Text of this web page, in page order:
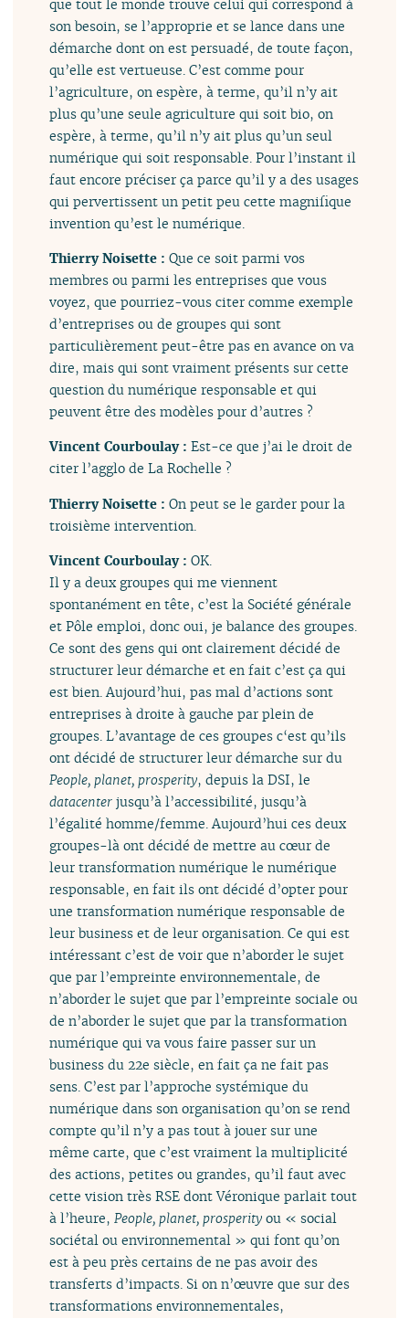
que tout le monde trouve celui qui correspond à
son besoin, se l’approprie et se lance dans une
démarche dont on est persuadé, de toute façon,
qu’elle est vertueuse. C’est comme pour
l’agriculture, on espère, à terme, qu’il n’y ait
plus qu’une seule agriculture qui soit bio, on
espère, à terme, qu’il n’y ait plus qu’un seul
numérique qui soit responsable. Pour l’instant il
faut encore préciser ça parce qu’il y a des usages
qui pervertissent un petit peu cette magnifique
invention qu’est le numérique.
Thierry Noisette :Que ce soit parmi vos
membres ou parmi les entreprises que vous
voyez, que pourriez-vous citer comme exemple
d’entreprises ou de groupes qui sont
particulièrement peut-être pas en avance on va
dire, mais qui sont vraiment présents sur cette
question du numérique responsable et qui
peuvent être des modèles pour d’autres ?
Vincent Courboulay :Est-ce que j’ai le droit de
citer l’agglo de La Rochelle ?
Thierry Noisette :On peut se le garder pour la
troisième intervention.
Vincent Courboulay :OK.
Il y a deux groupes qui me viennent
spontanément en tête, c’est la Société générale
et Pôle emploi, donc oui, je balance des groupes.
Ce sont des gens qui ont clairement décidé de
structurer leur démarche et en fait c’est ça qui
est bien. Aujourd’hui, pas mal d’actions sont
entreprises à droite à gauche par plein de
groupes. L’avantage de ces groupes c‘est qu’ils
ont décidé de structurer leur démarche sur du
People, planet, prosperity, depuis la DSI, le
datacenter jusqu’à l’accessibilité, jusqu’à
l’égalité homme/femme. Aujourd’hui ces deux
groupes-là ont décidé de mettre au cœur de
leur transformation numérique le numérique
responsable, en fait ils ont décidé d’opter pour
une transformation numérique responsable de
leur business et de leur organisation. Ce qui est
intéressant c’est de voir que n’aborder le sujet
que par l’empreinte environnementale, de
n’aborder le sujet que par l’empreinte sociale ou
de n’aborder le sujet que par la transformation
numérique qui va vous faire passer sur un
business du 22e siècle, en fait ça ne fait pas
sens. C’est par l’approche systémique du
numérique dans son organisation qu’on se rend
compte qu’il n’y a pas tout à jouer sur une
même carte, que c’est vraiment la multiplicité
des actions, petites ou grandes, qu’il faut avec
cette vision très RSE dont Véronique parlait tout
à l’heure,People, planet, prosperity ou « social
sociétal ou environnemental » qui font qu’on
est à peu près certains de ne pas avoir des
transferts d’impacts. Si on n’œuvre que sur des
transformations environnementales,